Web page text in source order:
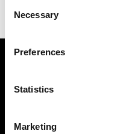
Selection
Necessary
Preferences
Statistics
Marketing